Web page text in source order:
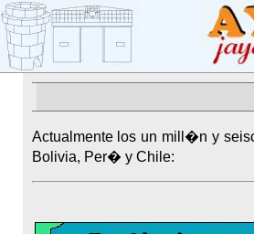
Actualmente los un mill�n y
Bolivia, Per� y Chile: